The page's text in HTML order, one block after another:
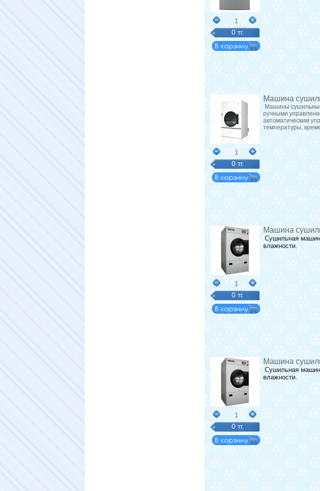
1
0 тг.
1
0 тг.
Машина
Машины
ручными
автоматическим
температуры,
1
0 тг.
Машина
Сушильная
влажности.
1
0 тг.
Машина
Сушильная
влажности.